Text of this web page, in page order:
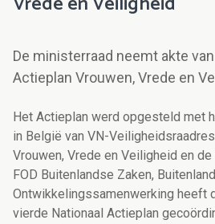
De ministerraad neemt akte
Actieplan Vrouwen, Vrede en
Het Actieplan werd opgesteld met
in België van VN-
Vrouwen, Vrede en Veiligheid en
FOD Buitenlandse Zaken,
Ontwikkelingssamenwerking heeft
vierde Nationaal Actieplan